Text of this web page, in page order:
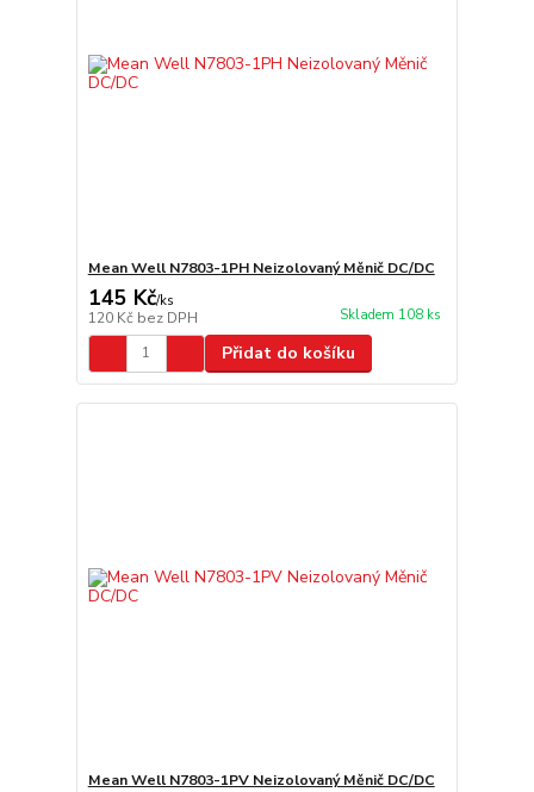
Mean Well N7803-1PH Neizolovaný Měnič DC/DC
145 Kč/ks
120 Kč bez DPH Skladem 108 ks
Přidat do košíku
Mean Well N7803-1PV Neizolovaný Měnič DC/DC